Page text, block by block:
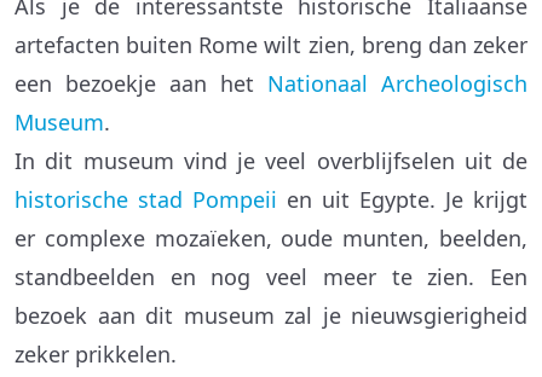
Als je de interessantste historische Italiaanse
artefacten buiten Rome wilt zien, breng dan zeker
een bezoekje aan het Nationaal Archeologisch
Museum.
In dit museum vind je veel overblijfselen uit de
historische stad Pompeii en uit Egypte. Je krijgt
er complexe mozaïeken, oude munten, beelden,
standbeelden en nog veel meer te zien. Een
bezoek aan dit museum zal je nieuwsgierigheid
zeker prikkelen.